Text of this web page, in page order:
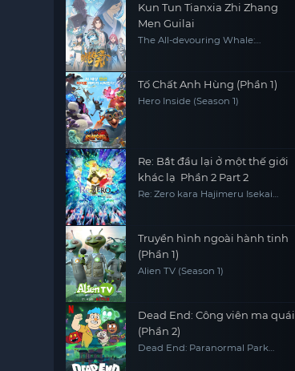
Kun Tun Tianxia Zhi Zhang
Men Guilai
The All-devouring Whale:
Tố Chất Anh Hùng (Phần 1)
Hero Inside (Season 1)
Re: Bắt đầu lại ở một thế giới
khác lạ Phần 2 Part 2
Re: Zero kara Hajimeru Isekai
Truyền hình ngoài hành tinh
(Phần 1)
Alien TV (Season 1)
Dead End: Công viên ma quái
(Phần 2)
Dead End: Paranormal Park